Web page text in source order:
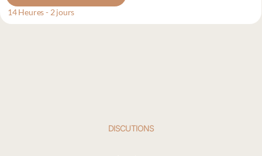
14 Heures - 2 jours
DISCUTIONS